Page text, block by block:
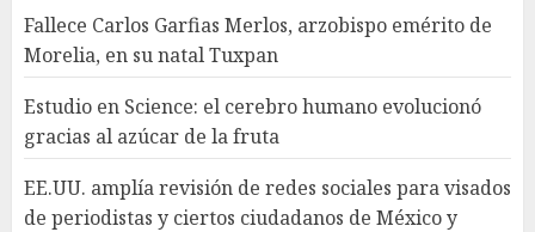
Fallece Carlos Garfias Merlos, arzobispo emérito de
Morelia, en su natal Tuxpan
Estudio en Science: el cerebro humano evolucionó
gracias al azúcar de la fruta
EE.UU. amplía revisión de redes sociales para visados
de periodistas y ciertos ciudadanos de México y
EE.UU. amplía revisión de
periodistas y ciertos
ciudadanos de México y
Canadá
AGOSTO 7, 2026